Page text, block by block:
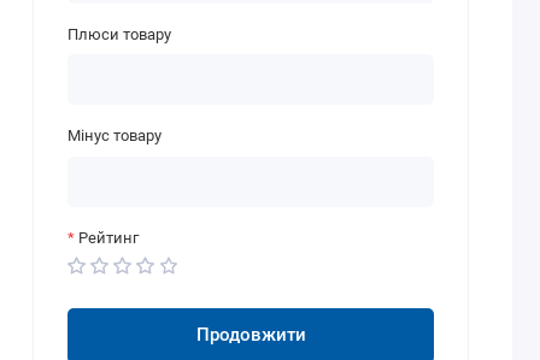
Плюси товару
Мінус товару
Рейтинг
Продовжити